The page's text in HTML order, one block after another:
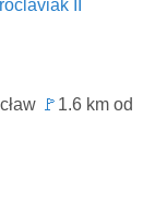
II
🚩 1.6 km od